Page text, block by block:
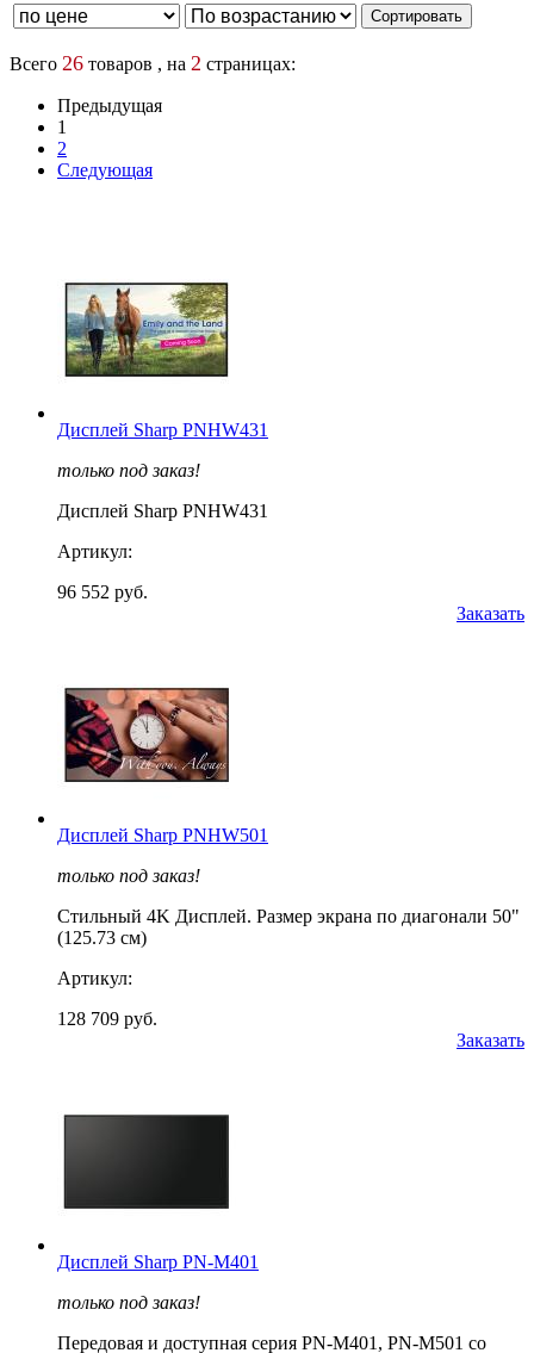
Всего 26 товаров , на 2 страницах:
Предыдущая
1
2
Следующая
Дисплей Sharp PNHW431
только под заказ!
Дисплей Sharp PNHW431
Артикул:
96 552 руб.
Заказать
Дисплей Sharp PNHW501
только под заказ!
Стильный 4K Дисплей. Размер экрана по диагонали 50"
(125.73 см)
Артикул:
128 709 руб.
Заказать
Дисплей Sharp PN-M401
только под заказ!
Передовая и доступная серия PN-M401, PN-M501 со